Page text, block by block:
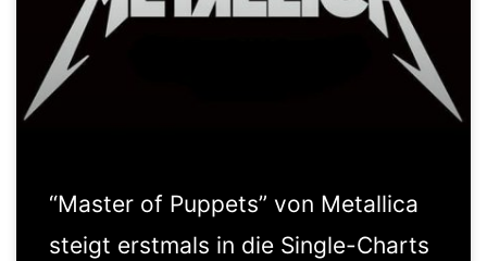
“Master of Puppets” von Metallica
steigt erstmals in die Single-Charts